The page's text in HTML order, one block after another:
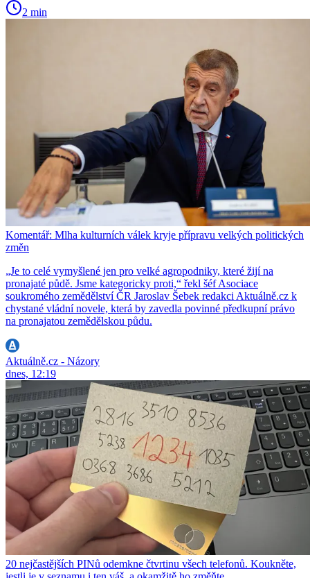
2 min
Komentář: Mlha kulturních válek kryje přípravu velkých politických
změn
„Je to celé vymyšlené jen pro velké agropodniky, které žijí na
pronajaté půdě. Jsme kategoricky proti,“ řekl šéf Asociace
soukromého zemědělství ČR Jaroslav Šebek redakci Aktuálně.cz k
chystané vládní novele, která by zavedla povinné předkupní právo
na pronajatou zemědělskou půdu.
Aktuálně.cz - Názory
dnes, 12:19
20 nejčastějších PINů odemkne čtvrtinu všech telefonů. Koukněte,